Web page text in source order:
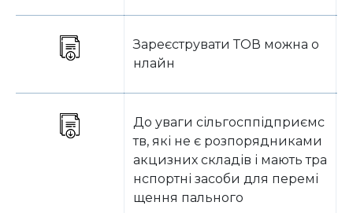
Зареєструвати ТОВ можна о
нлайн
До уваги сільгосппідприємс
тв, які не є розпорядниками
акцизних складів і мають тра
нспортні засоби для перемі
щення пального